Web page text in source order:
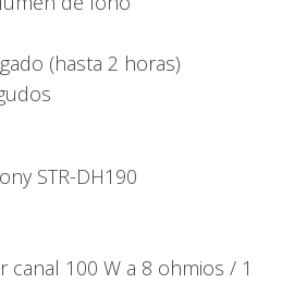
(hasta 2 horas)
STR-DH190
canal 100 W a 8 ohmios / 1